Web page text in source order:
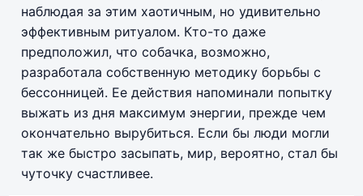
наблюдая за этим хаотичным, но удивительно
эффективным ритуалом. Кто-то даже
предположил, что собачка, возможно,
разработала собственную методику борьбы с
бессонницей. Ее действия напоминали попытку
выжать из дня максимум энергии, прежде чем
окончательно вырубиться. Если бы люди могли
так же быстро засыпать, мир, вероятно, стал бы
чуточку счастливее.